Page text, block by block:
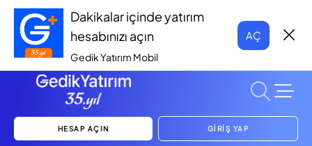
Dakikalar içinde yatırım
hesabınızı açın
Gedik Yatırım Mobil
AÇ
HESAP AÇIN GİRİŞ YAP